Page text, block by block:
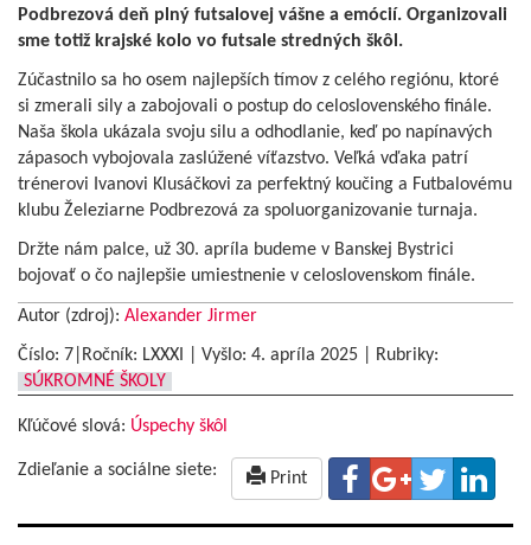
Podbrezová deň plný futsalovej vášne a emócií. Organizovali
sme totiž krajské kolo vo futsale stredných škôl.
Zúčastnilo sa ho osem najlepších tímov z celého regiónu, ktoré
si zmerali sily a zabojovali o postup do celoslovenského finále.
Naša škola ukázala svoju silu a odhodlanie, keď po napínavých
zápasoch vybojovala zaslúžené víťazstvo. Veľká vďaka patrí
trénerovi Ivanovi Klusáčkovi za perfektný koučing a Futbalovému
klubu Železiarne Podbrezová za spoluorganizovanie turnaja.
Držte nám palce, už 30. apríla budeme v Banskej Bystrici
bojovať o čo najlepšie umiestnenie v celoslovenskom finále.
Autor (zdroj): Alexander Jirmer
Číslo: 7|Ročník: LXXXI | Vyšlo: 4. apríla 2025
Rubriky:
SÚKROMNÉ ŠKOLY
Kľúčové slová: Úspechy škôl
Zdieľanie a sociálne siete: Print